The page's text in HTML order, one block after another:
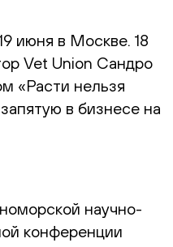
июня в Москве. 18
Vet Union Сандро
«Расти нельзя
в бизнесе на
научно-
конференции